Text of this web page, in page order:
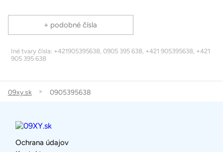
+ podobné čísla
Iné tvary čísla: +421905395638, 0905 395 638, +421 905395638, +421
905 395 638
09xy.sk 0905395638
Ochrana údajov